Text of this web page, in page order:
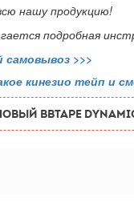
нашу продукцию!
подробная
самовывоз >>>
кинезио тейп и
BBTape